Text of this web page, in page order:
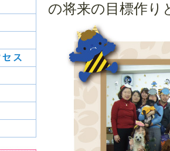
１２月：クリスマスパーテ
2018年
１２月：クリスマスパーテ
2017年
１２月：クリスマスパーテ
の将来の目標作り